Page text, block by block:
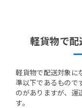
軽貨物で配
軽貨物で配送対象に
準以下であるもので
のがありますが、運
す。